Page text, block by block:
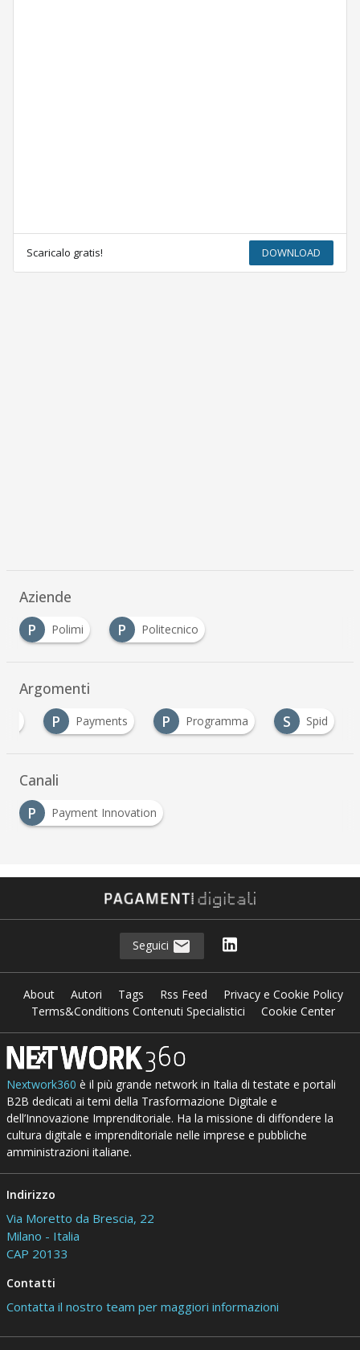
Scaricalo gratis! DOWNLOAD
Aziende
P
Polimi P Politecnico
Argomenti
P Payments P Programma S Spid
Canali
P
Payment Innovation
Seguici
About Autori Tags Rss Feed
Privacy e Cookie Policy
Terms&Conditions Contenuti Specialistici
Cookie Center
Nextwork360 è il più grande network in Italia di testate e portali
B2B dedicati ai temi della Trasformazione Digitale e
dell’Innovazione Imprenditoriale. Ha la missione di diffondere la
cultura digitale e imprenditoriale nelle imprese e pubbliche
amministrazioni italiane.
Indirizzo
Via Moretto da Brescia, 22
Milano - Italia
CAP 20133
Contatti
Contatta il nostro team per maggiori informazioni